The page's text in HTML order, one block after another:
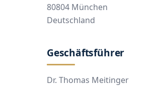
80804 München
Deutschland
Geschäftsführer
Dr. Thomas Meitinger